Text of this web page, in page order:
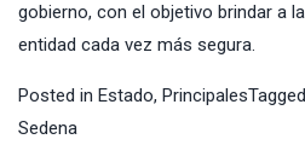
gobierno, con el objetivo brindar a
entidad cada vez más segura.
Posted in Estado, PrincipalesTagged
Sedena